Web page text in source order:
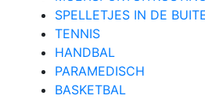
SPELLETJES IN DE
TENNIS
HANDBAL
PARAMEDISCH
BASKETBAL